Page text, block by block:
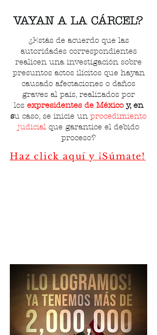
Haz click aquí y ¡Súmate!
¿Estás de acuerdo que las
autoridades correspondientes
realicen una investigación sobre
presuntos actos ilícitos que hayan
causado afectaciones o daños
graves al país, realizados por
los expresidentes de México y, en
su caso, se inicie un procedimiento
judicial que garantice el debido
proceso?